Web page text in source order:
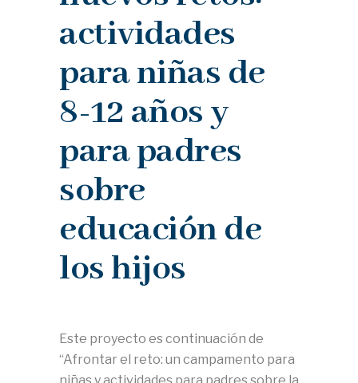
actividades
para niñas de
8-12 años y
para padres
sobre
educación de
los hijos
Este proyecto es continuación de
“Afrontar el reto: un campamento para